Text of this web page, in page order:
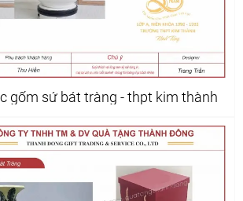
gốm sứ bát tràng - thpt kim thành